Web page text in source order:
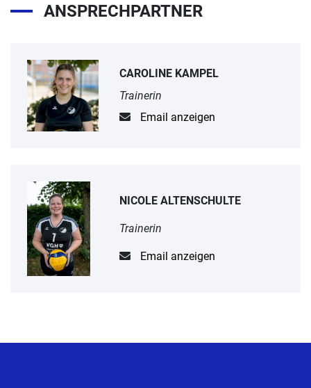
ANSPRECHPARTNER
CAROLINE KAMPEL
Trainerin
Email anzeigen
NICOLE ALTENSCHULTE
Trainerin
Email anzeigen